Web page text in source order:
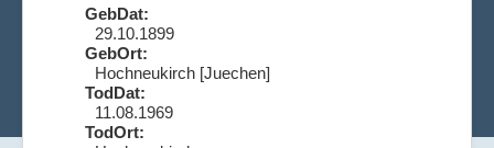
GebDat:
29.10.1899
GebOrt:
Hochneukirch [Juechen]
TodDat:
11.08.1969
TodOrt: